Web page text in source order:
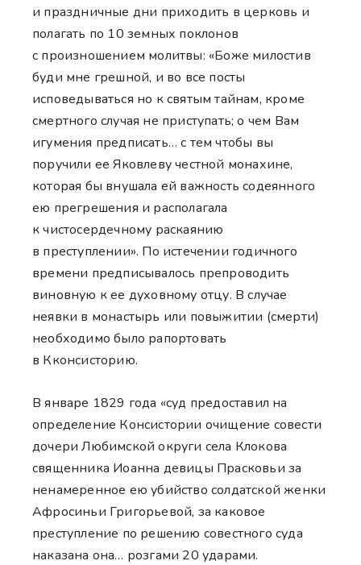
и праздничные дни приходить в церковь и
полагать по 10 земных поклонов
с произношением молитвы: «Боже милостив
буди мне грешной, и во все посты
исповедываться но к святым тайнам, кроме
смертного случая не приступать; о чем Вам
игумения предписать… с тем чтобы вы
поручили ее Яковлеву честной монахине,
которая бы внушала ей важность содеянного
ею прегрешения и располагала
к чистосердечному раскаянию
в преступлении». По истечении годичного
времени предписывалось препроводить
виновную к ее духовному отцу. В случае
неявки в монастырь или повыжитии (смерти)
необходимо было рапортовать
в Кконсисторию.
В январе 1829 года «суд предоставил на
определение Консистории очищение совести
дочери Любимской округи села Клокова
священника Иоанна девицы Прасковьи за
ненамеренное ею убийство солдатской женки
Афросиньи Григорьевой, за каковое
преступление по решению совестного суда
наказана она… розгами 20 ударами.